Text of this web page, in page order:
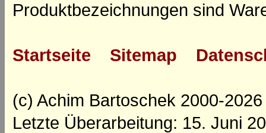
Produktbezeichnungen sind
Startseite Sitemap
(c) Achim Bartoschek 2000-2026
Letzte Überarbeitung: 15. Juni